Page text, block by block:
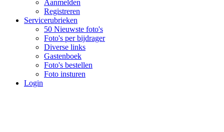
Aanmelden
Registreren
Servicerubrieken
50 Nieuwste foto's
Foto's per bijdrager
Diverse links
Gastenboek
Foto's bestellen
Foto insturen
Login